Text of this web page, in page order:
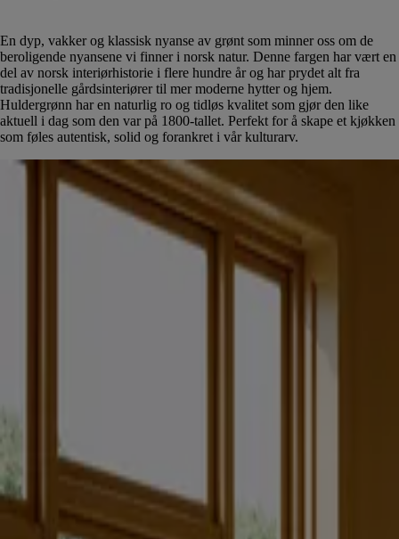
En dyp, vakker og klassisk nyanse av grønt som minner oss om de
beroligende nyansene vi finner i norsk natur. Denne fargen har vært en
del av norsk interiørhistorie i flere hundre år og har prydet alt fra
tradisjonelle gårdsinteriører til mer moderne hytter og hjem.
Huldergrønn har en naturlig ro og tidløs kvalitet som gjør den like
aktuell i dag som den var på 1800-tallet. Perfekt for å skape et kjøkken
som føles autentisk, solid og forankret i vår kulturarv.